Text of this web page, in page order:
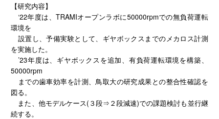
【研究内容】
‘22年度は、TRAMIオープンラボに50000rpmでの無負荷運転
環境を
設置し、予備実験として、ギヤボックスまでのメカロス計測
を実施した。
’23年度は、ギヤボックスを追加、有負荷運転環境を構築、
50000rpm
までの歯車効率を計測、鳥取大の研究成果との整合性確認を
図る。
また、他モデルケース(３段⇒２段減速)での課題検討も並行継
続する。